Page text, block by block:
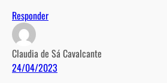
Responder
Claudia de Sá Cavalcante
24/04/2023